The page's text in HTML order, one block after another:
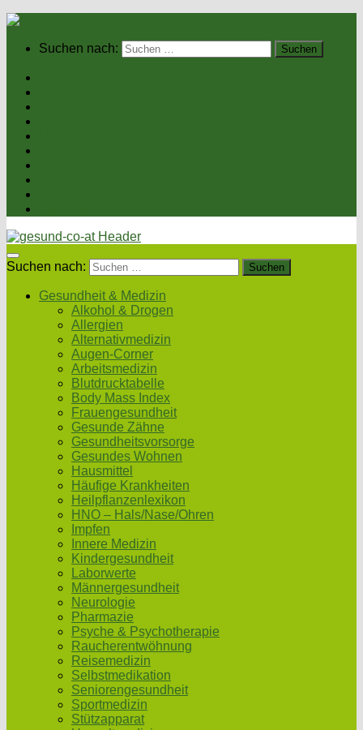
Suchen nach:
Suchen nach:
Gesundheit & Medizin
Alkohol & Drogen
Allergien
Alternativmedizin
Augen-Corner
Arbeitsmedizin
Blutdrucktabelle
Body Mass Index
Frauengesundheit
Gesunde Zähne
Gesundheitsvorsorge
Gesundes Wohnen
Hausmittel
Häufige Krankheiten
Heilpflanzenlexikon
HNO – Hals/Nase/Ohren
Impfen
Innere Medizin
Kindergesundheit
Laborwerte
Männergesundheit
Neurologie
Pharmazie
Psyche & Psychotherapie
Raucherentwöhnung
Reisemedizin
Selbstmedikation
Seniorengesundheit
Sportmedizin
Stützapparat